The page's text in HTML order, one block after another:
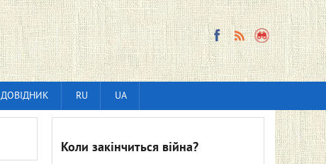
ДОВІДНИК RU UA
Коли закінчиться війна?